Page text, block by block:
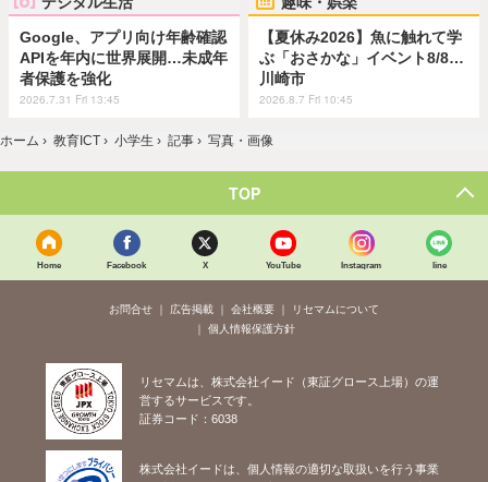
Google、アプリ向け年齢確認
APIを年内に世界展開…未成年
者保護を強化
2026.7.31 Fri 13:45
【夏休み2026】魚に触れて学
ぶ「おさかな」イベント8/8…
川崎市
2026.8.7 Fri 10:45
ホーム › 教育ICT › 小学生 › 記事 › 写真・画像
TOP
Home Facebook X YouTube Instagram line
お問合せ 広告掲載 会社概要
リセマムについて
個人情報保護方針
リセマムは、株式会社イード（東証グロース上場）の運
営するサービスです。
証券コード：6038
株式会社イードは、個人情報の適切な取扱いを行う事業